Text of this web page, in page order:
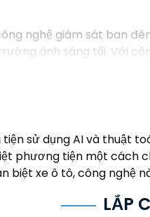
nghệ giám sát ban
ánh sáng tối. Với
ban đêm mà không
sử dụng AI và thuật
phương tiện một cách
biệt xe ô tô, công nghệ
LẮP